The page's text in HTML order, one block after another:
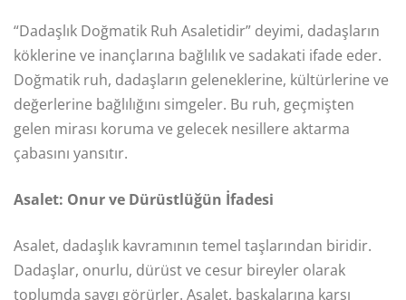
“Dadaşlık Doğmatik Ruh Asaletidir” deyimi, dadaşların
köklerine ve inançlarına bağlılık ve sadakati ifade eder.
Doğmatik ruh, dadaşların geleneklerine, kültürlerine ve
değerlerine bağlılığını simgeler. Bu ruh, geçmişten
gelen mirası koruma ve gelecek nesillere aktarma
çabasını yansıtır.
Asalet: Onur ve Dürüstlüğün İfadesi
Asalet, dadaşlık kavramının temel taşlarından biridir.
Dadaşlar, onurlu, dürüst ve cesur bireyler olarak
toplumda saygı görürler. Asalet, başkalarına karşı